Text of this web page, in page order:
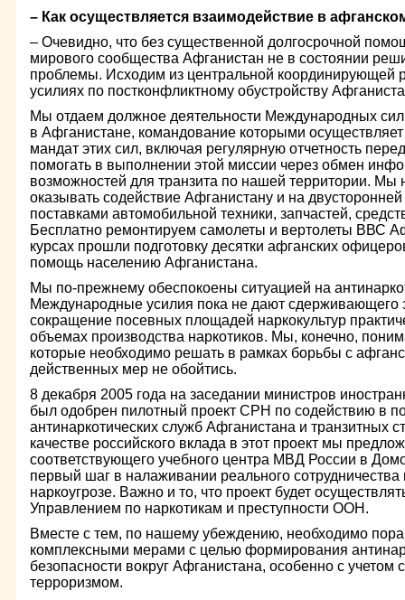
– Как осуществляется взаимодействие в
– Очевидно, что без существенной долгосрочной
мирового сообщества Афганистан не в состоянии
проблемы. Исходим из центральной
усилиях по постконфликтному обустройству
Мы отдаем должное деятельности Международных
в Афганистане, командование которыми
мандат этих сил, включая регулярную отчетность
помогать в выполнении этой миссии через обмен
возможностей для транзита по нашей территории.
оказывать содействие Афганистану и на
поставками автомобильной техники, запчастей,
Бесплатно ремонтируем самолеты и вертолеты ВВС
курсах прошли подготовку десятки афганских
помощь населению Афганистана.
Мы по-прежнему обеспокоены ситуацией на
Международные усилия пока не дают сдерживающего
сокращение посевных площадей наркокультур
объемах производства наркотиков. Мы, конечно,
которые необходимо решать в рамках борьбы с
действенных мер не обойтись.
8 декабря 2005 года на заседании министров
был одобрен пилотный проект СРН по содействию в
антинаркотических служб Афганистана и транзитных
качестве российского вклада в этот проект мы
соответствующего учебного центра МВД России в
первый шаг в налаживании реального
наркоугрозе. Важно и то, что проект будет
Управлением по наркотикам и преступности ООН.
Вместе с тем, по нашему убеждению, необходимо
комплексными мерами с целью формирования
безопасности вокруг Афганистана, особенно с учетом
терроризмом.